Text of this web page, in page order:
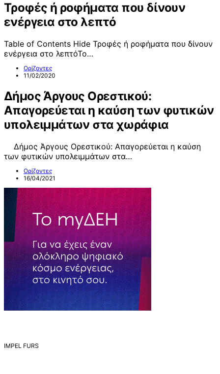
Τροφές ή ροφήματα που δίνουν
ενέργεια στο λεπτό
Table of Contents Hide Τροφές ή ροφήματα που δίνουν
ενέργεια στο λεπτόΤο…
Ορίζοντες
11/02/2020
Δήμος Άργους Ορεστικού:
Απαγορεύεται η καύση των φυτικών
υπολειμμάτων στα χωράφια
Δήμος Άργους Ορεστικού: Απαγορεύεται η καύση
των φυτικών υπολειμμάτων στα…
Ορίζοντες
16/04/2021
IMPEL FURS